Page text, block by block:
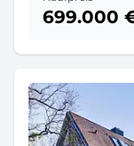
699.000